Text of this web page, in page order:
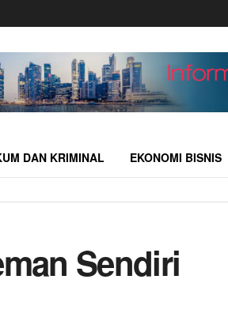
DAN KRIMINAL EKONOMI BISNIS
Sendiri